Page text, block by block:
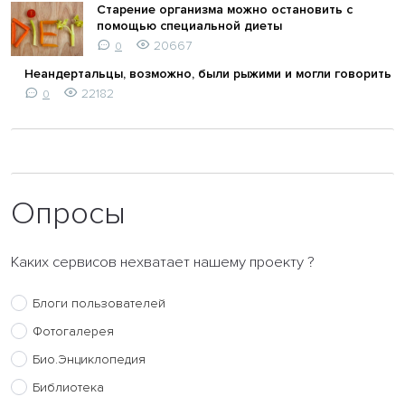
Старение организма можно остановить с
помощью специальной диеты
0
20667
Неандертальцы, возможно, были рыжими и могли говорить
0 22182
Опросы
Каких сервисов нехватает нашему проекту ?
Блоги пользователей
Фотогалерея
Био.Энциклопедия
Библиотека